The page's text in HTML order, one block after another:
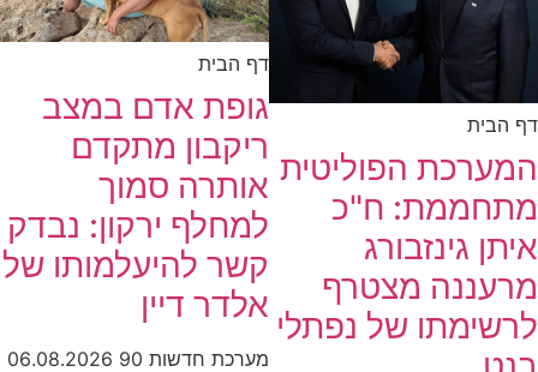
דף הבית
המערכת הפוליטית
מתחממת: ח"כ
איתן גינזבורג
מרעננה מצטרף
לרשימתו של נפתלי
דף הבית
גופת אדם במצב
ריקבון מתקדם
אותרה סמוך
למחלף ירקון: נבדק
קשר להיעלמותו של
אלדר דיין
מערכת חדשות 90
06.08.2026